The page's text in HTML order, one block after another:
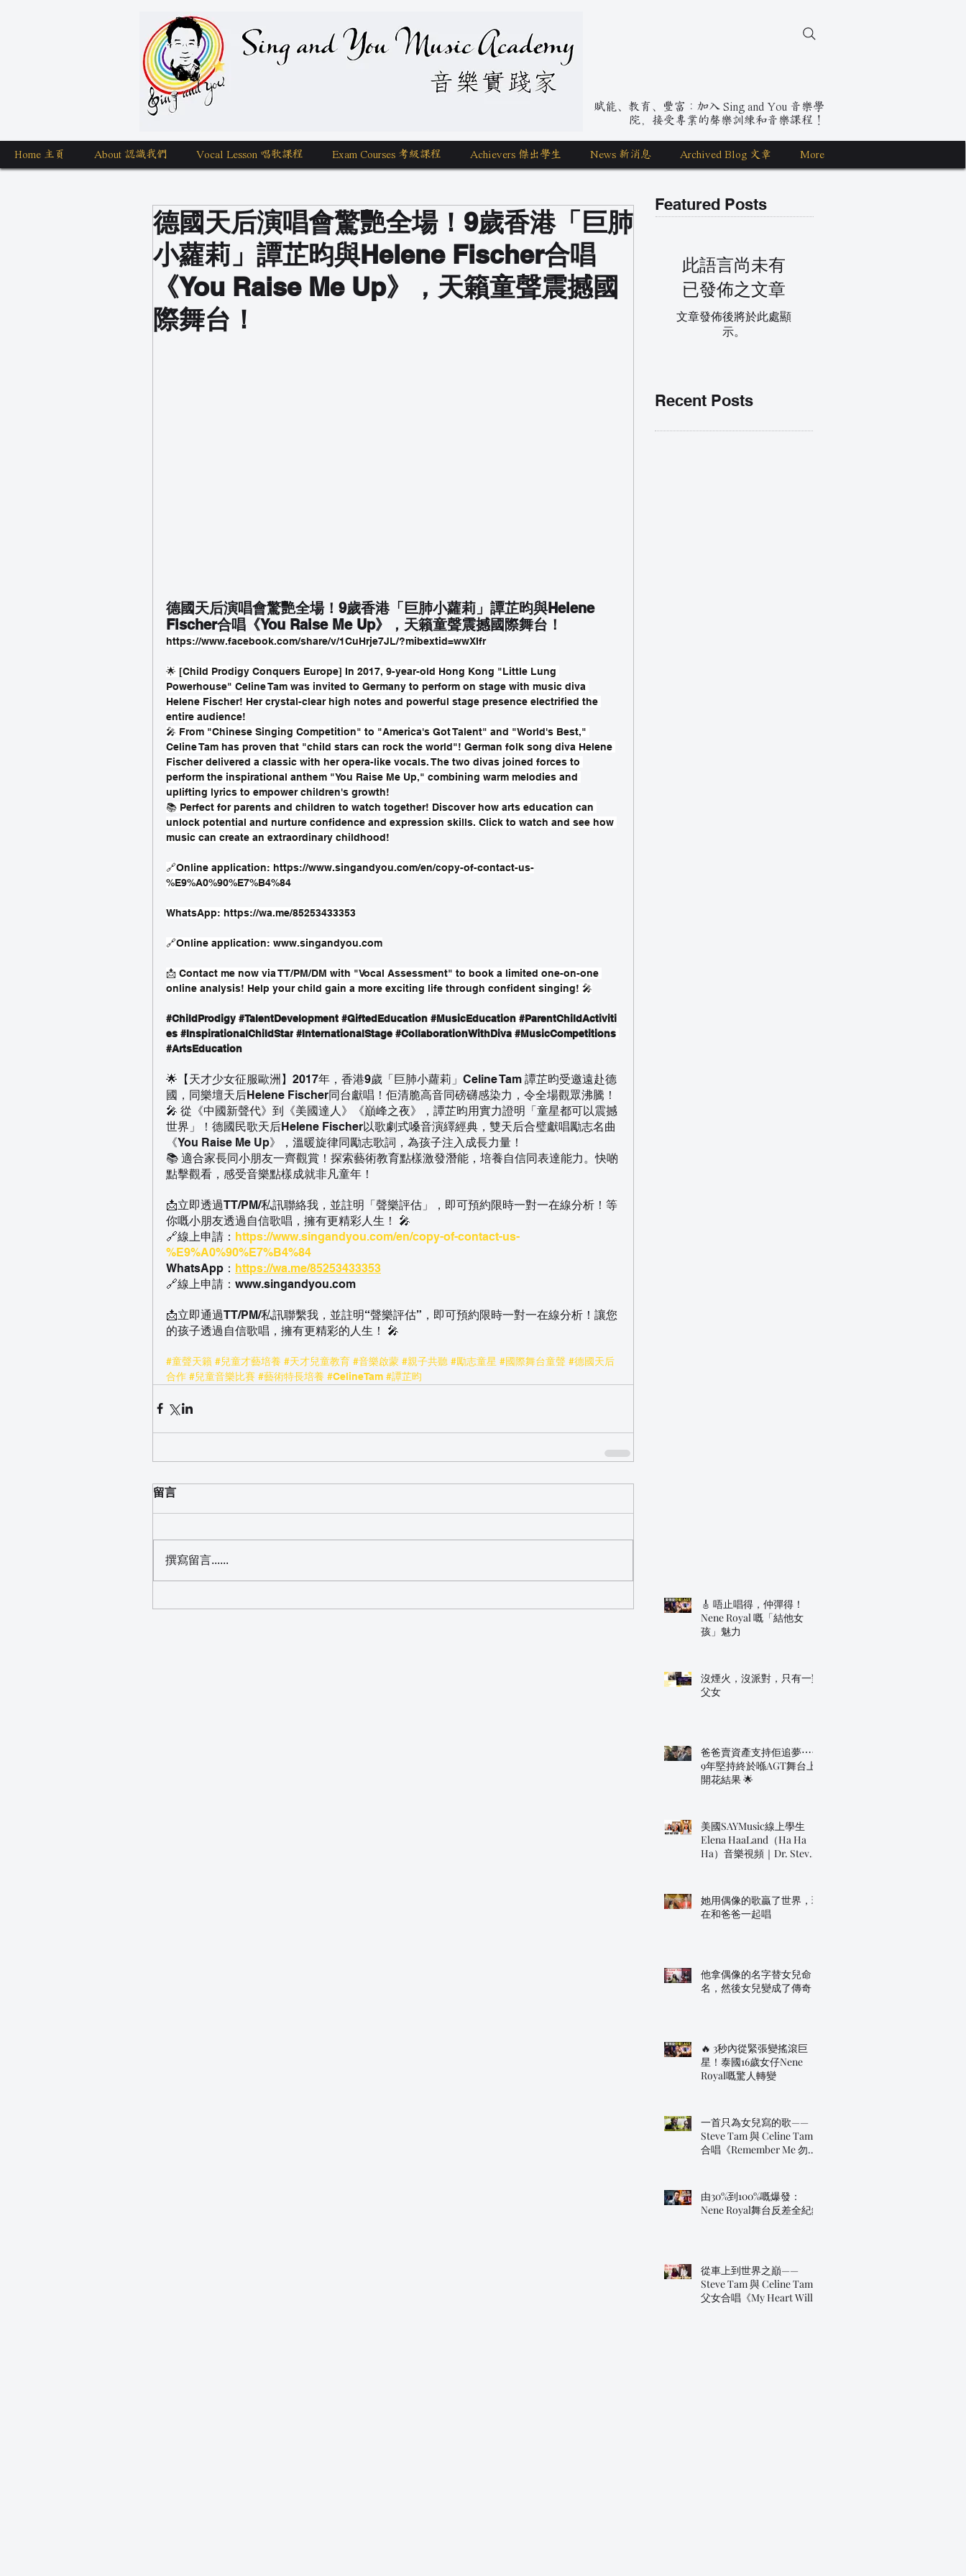
Sing and You Music Academy 學唱歌
賦能、教育、豐富：加入 Sing and You 音樂學
院，接受專業的聲樂訓練和音樂課程！
Home 主頁 About 認識我們 Vocal Lesson 唱歌課程 Exam Courses 考級課程 Achievers 傑出學生 News 新消息 Archived Blog 文章 More
德國天后演唱會驚艷全場！9歲香港「巨肺
小蘿莉」譚芷昀與Helene Fischer合唱
《You Raise Me Up》，天籟童聲震撼國
際舞台！
德國天后演唱會驚艷全場！9歲香港「巨肺小蘿莉」譚芷昀與Helene
Fischer合唱《You Raise Me Up》，天籟童聲震撼國際舞台！
https://www.facebook.com/share/v/1CuHrje7JL/?mibextid=wwXIfr
🌟 [Child Prodigy Conquers Europe] In 2017, 9-year-old Hong Kong "Little Lung
Powerhouse" Celine Tam was invited to Germany to perform on stage with music diva
Helene Fischer! Her crystal-clear high notes and powerful stage presence electrified the
entire audience!
🎤 From "Chinese Singing Competition" to "America's Got Talent" and "World's Best,"
Celine Tam has proven that "child stars can rock the world"! German folk song diva Helene
Fischer delivered a classic with her opera-like vocals. The two divas joined forces to
perform the inspirational anthem "You Raise Me Up," combining warm melodies and
uplifting lyrics to empower children's growth!
📚 Perfect for parents and children to watch together! Discover how arts education can
unlock potential and nurture confidence and expression skills. Click to watch and see how
music can create an extraordinary childhood!
🔗Online application: https://www.singandyou.com/en/copy-of-contact-us-
%E9%A0%90%E7%B4%84
WhatsApp: https://wa.me/85253433353
🔗Online application: www.singandyou.com
📩 Contact me now via TT/PM/DM with "Vocal Assessment" to book a limited one-on-one
online analysis! Help your child gain a more exciting life through confident singing! 🎤
#ChildProdigy #TalentDevelopment #GiftedEducation #MusicEducation #ParentChildActiviti
es #InspirationalChildStar #InternationalStage #CollaborationWithDiva #MusicCompetitions
#ArtsEducation
🌟【天才少女征服歐洲】2017年，香港9歲「巨肺小蘿莉」Celine Tam 譚芷昀受邀遠赴德
國，同樂壇天后Helene Fischer同台獻唱！佢清脆高音同磅礴感染力，令全場觀眾沸騰！
🎤 從《中國新聲代》到《美國達人》《巔峰之夜》，譚芷昀用實力證明「童星都可以震撼
世界」！德國民歌天后Helene Fischer以歌劇式嗓音演繹經典，雙天后合璧獻唱勵志名曲
《You Raise Me Up》，溫暖旋律同勵志歌詞，為孩子注入成長力量！
📚 適合家長同小朋友一齊觀賞！探索藝術教育點樣激發潛能，培養自信同表達能力。快啲
點擊觀看，感受音樂點樣成就非凡童年！
📩立即透過TT/PM/私訊聯絡我，並註明「聲樂評估」，即可預約限時一對一在線分析！等
你嘅小朋友透過自信歌唱，擁有更精彩人生！ 🎤
🔗線上申請： https://www.singandyou.com/en/copy-of-contact-us-
%E9%A0%90%E7%B4%84
WhatsApp： https://wa.me/85253433353
🔗線上申請：www.singandyou.com
📩立即通過TT/PM/私訊聯繫我，並註明“聲樂評估”，即可預約限時一對一在線分析！讓您
的孩子透過自信歌唱，擁有更精彩的人生！ 🎤
#童聲天籟 #兒童才藝培養 #天才兒童教育 #音樂啟蒙 #親子共聽 #勵志童星 #國際舞台童聲 #德國天后
合作 #兒童音樂比賽 #藝術特長培養 #CelineTam #譚芷昀
留言
撰寫留言......
Featured Posts
此語言尚未有
已發佈之文章
文章發佈後將於此處顯
示。
Recent Posts
🎸 唔止唱得，仲彈得！
Nene Royal 嘅「結他女
孩」魅力
沒煙火，沒派對，只有一對
父女
爸爸賣資產支持佢追夢⋯⋯
9年堅持終於喺AGT舞台上
開花結果 🌟
美國SAYMusic線上學生
Elena HaaLand（Ha Ha
Ha）音樂視頻｜Dr. Steve
她用偶像的歌贏了世界，現
在和爸爸一起唱
他拿偶像的名字替女兒命
名，然後女兒變成了傳奇
🔥 3秒內從緊張變搖滾巨
星！泰國16歲女仔Nene
Royal嘅驚人轉變
一首只為女兒寫的歌——
Steve Tam 與 Celine Tam
合唱《Remember Me 勿忘
由30%到100%嘅爆發：
Nene Royal舞台反差全紀錄
從車上到世界之巔——
Steve Tam 與 Celine Tam
父女合唱《My Heart Will